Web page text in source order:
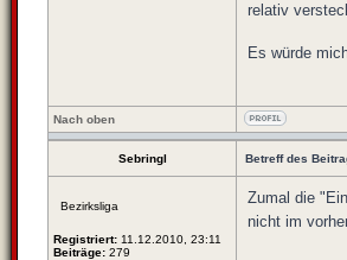
relativ
Es würde
Nach oben
Sebringl Betreff des
Bezirksliga
Registriert: 11.12.2010, 23:11
Beiträge: 279
Zumal die
nicht im